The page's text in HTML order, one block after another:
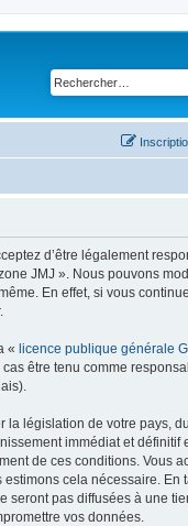
d’être légalement
JMJ ». Nous pouvons
En effet, si vous
« licence publique générale
être tenu comme
la législation de votre pays,
immédiat et définitif
de ces conditions. Vous
estimons cela nécessaire. En
seront pas diffusées à une
vos données.